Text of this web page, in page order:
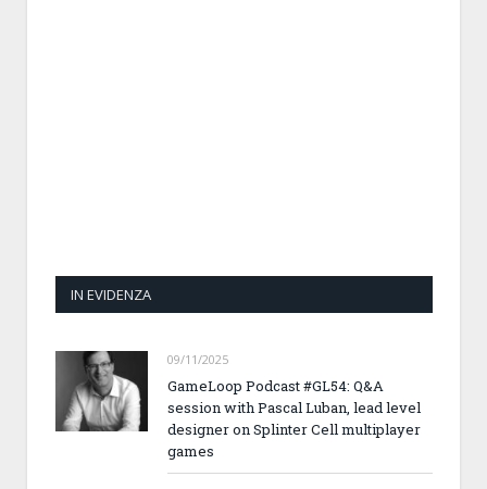
IN EVIDENZA
09/11/2025
GameLoop Podcast #GL54: Q&A
session with Pascal Luban, lead level
designer on Splinter Cell multiplayer
games